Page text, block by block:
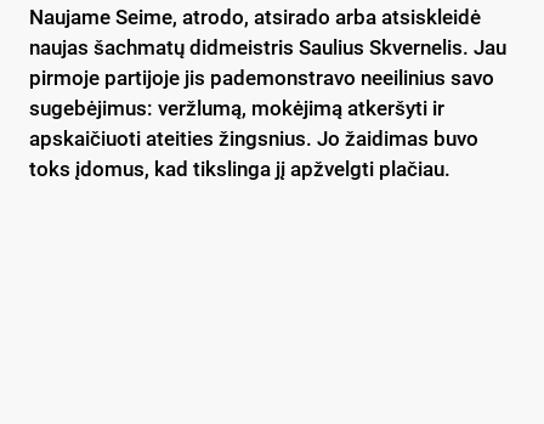
Naujame Seime, atrodo, atsirado arba atsiskleidė
naujas šachmatų didmeistris Saulius Skvernelis. Jau
pirmoje partijoje jis pademonstravo neeilinius savo
sugebėjimus: veržlumą, mokėjimą atkeršyti ir
apskaičiuoti ateities žingsnius. Jo žaidimas buvo
toks įdomus, kad tikslinga jį apžvelgti plačiau.